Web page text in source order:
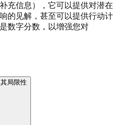
充信息），它可以提供对潜在
的见解，甚至可以提供行动计
数字分数，以增强您对
局限性